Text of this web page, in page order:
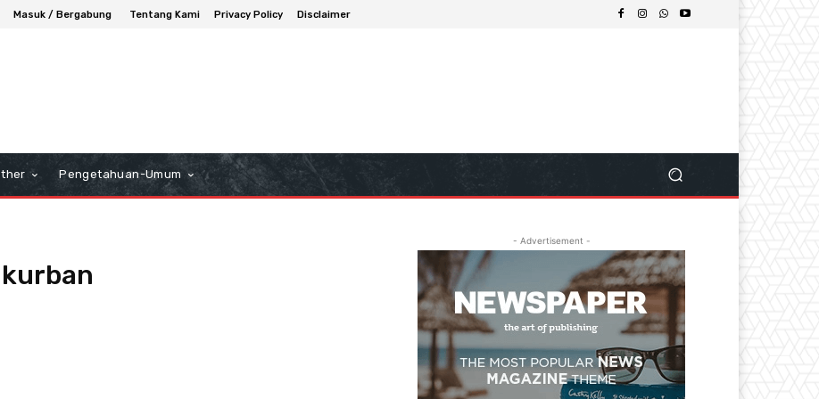
Masuk / Bergabung Tentang Kami Privacy Policy Disclaimer
Pengetahuan-Umum
- Advertisement -